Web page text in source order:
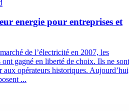
energie pour entreprises et
de l’électricité en 2007, les
gagné en liberté de choix. Ils ne
aux opérateurs historiques.
...